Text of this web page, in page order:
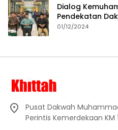
Dialog
Pendekatan
01/12/2024
Pusat Dakwah
Perintis Kemerdekaan KM